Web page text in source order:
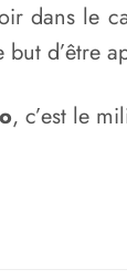
dans le
d’être
, c’est le